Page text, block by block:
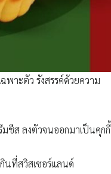
พาะตัว รังสรรค์ด้วยความ
มชีส ลงตัวจนออกมาเป็นคุกกี้
นที่สวิสเซอร์แลนด์